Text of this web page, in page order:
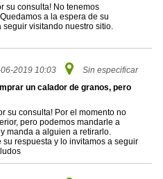
su consulta! No tenemos
a la espera de su
visitando nuestro sitio.
2019 10:03
Sin especificar
un calador de granos, pero
su consulta! Por el momento no
pero podemos mandarle a
manda a alguien a retirarlo.
respuesta y lo invitamos a seguir